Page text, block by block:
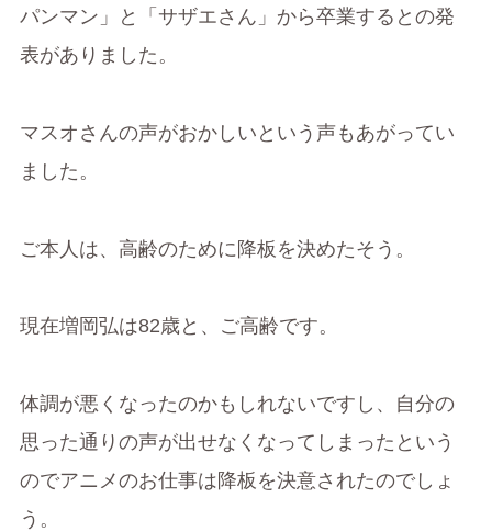
パンマン」と「サザエさん」から卒業するとの発
表がありました。
マスオさんの声がおかしいという声もあがってい
ました。
ご本人は、高齢のために降板を決めたそう。
現在増岡弘は82歳と、ご高齢です。
体調が悪くなったのかもしれないですし、自分の
思った通りの声が出せなくなってしまったという
のでアニメのお仕事は降板を決意されたのでしょ
う。